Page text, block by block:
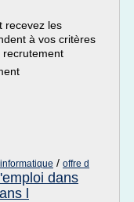
recevez les
à vos critères
recrutement
/ offre d
dans
l